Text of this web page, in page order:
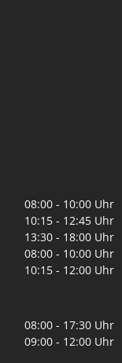
08:00 - 10:00 Uhr
10:15 - 12:45 Uhr
13:30 - 18:00 Uhr
08:00 - 10:00 Uhr
10:15 - 12:00 Uhr
08:00 - 17:30 Uhr
09:00 - 12:00 Uhr